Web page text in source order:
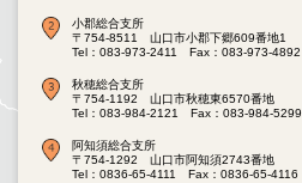
小郡総合支所
〒754-8511 山口市小郡下郷609番地1
Tel：083-973-2411
Fax：083-973-4892
秋穂総合支所
〒754-1192 山口市秋穂東6570番地
Tel：083-984-2121
Fax：083-984-5299
阿知須総合支所
〒754-1292 山口市阿知須2743番地
Tel：0836-65-4111
Fax：0836-65-4116